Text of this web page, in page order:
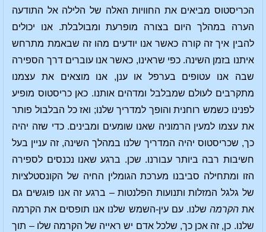
הכריסטוס מביאים את החוויות האלה של הלילה אל התודעה
הערה במהלך היום בצורה מופרעת ומבולבלת. אנו יכולים
להבין איך זה קורה כאשר אנו יודעים מהו זה שבאמת מתרחש
איתנו בזמן השינה. כפי שראינו, כאשר אנו עוברים דרך הספירה
שבה אנו עטופים בערפל או ענן, אנו מוצאים את עצמנו
מתקרבים לעולם שמבלבל ומדהים אותנו. כאן כריסטוס מופיע
לפנינו כשמש רוחנית והופך למדריך שלנו; ואז כל הבלבול פותר
את עצמו למעין הרמוניה שאנו שומעים ומבינים. כדי שזה יהיה
כך, שכריסטוס יהיה המדריך שלנו במהלך השינה, זה עניין בעל
חשיבות רבה ביותר עבורנו. שכן. ברגע שאנו נכנסים לספירה
הזו ומתחילה סביבנו מערכת הגומלין החיה של הקונסטלציות
של גלגל המזלות ותנועות הפלנטות – ברגע זה אנו פוגשים גם
אתהקרמה שלנו. עם עין-השמש שלנו אנו תופסים את הקרמה
שלנו. כן, זה אכן כך, שלכל אדם יש ראייה של הקרמה שלו – תוך